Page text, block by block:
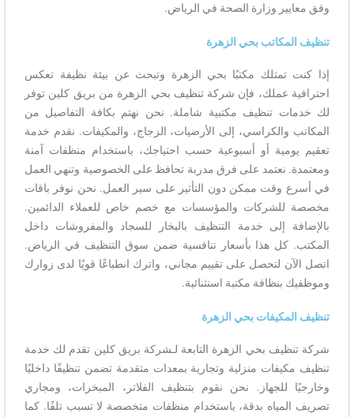
وفق معايير وزارة الصحة في الرياض.
تنظيف المكاتب بحي الزهرة
إذا كنت تمتلك مكتبًا بحي الزهرة وتبحث عن بيئة نظيفة تعكس
احترافية عملك، فإن شركة تنظيف بحي الزهرة من بريق كلين توفر
لك خدمات تنظيف مكتبية شاملة. نحن نهتم بكافة التفاصيل من
المكاتب والكراسي، إلى الأرضيات، الزجاج، والمكيفات. نقدم خدمة
تعقيم يومية أو أسبوعية حسب احتياجك، باستخدام منظفات آمنة
ومعتمدة. نعتمد على فرق مدربة تحافظ على الخصوصية وتنهي العمل
في أسرع وقت ممكن دون التأثير على سير العمل. نحن نوفر باقات
مخصصة للشركات والمؤسسات مع خصم خاص للعملاء الدائمين.
بالإضافة إلى خدمة التنظيف بالبخار للسجاد والمفروشات داخل
المكتب. كل هذا بأسعار تنافسية ضمن سوق التنظيف في الرياض.
اتصل الآن لتحصل على تقييم مجاني، واترك انطباعًا قويًا لدى زوارك
وموظفيك بنظافة مكتبة استثنائية.
تنظيف المكيفات بحي الزهرة
شركة تنظيف بحي الزهرة التابعة لـشركة بريق كلين تقدم لك خدمة
تنظيف مكيفات منزلية وتجارية بمعدات متقدمة تضمن تنظيفًا داخليًا
وخارجيًا للجهاز. نحن نقوم بتنظيف الفلاتر، المبخرات، ومجاري
تصريف المياه بدقة، باستخدام منظفات متخصصة لا تسبب تلفًا. كما